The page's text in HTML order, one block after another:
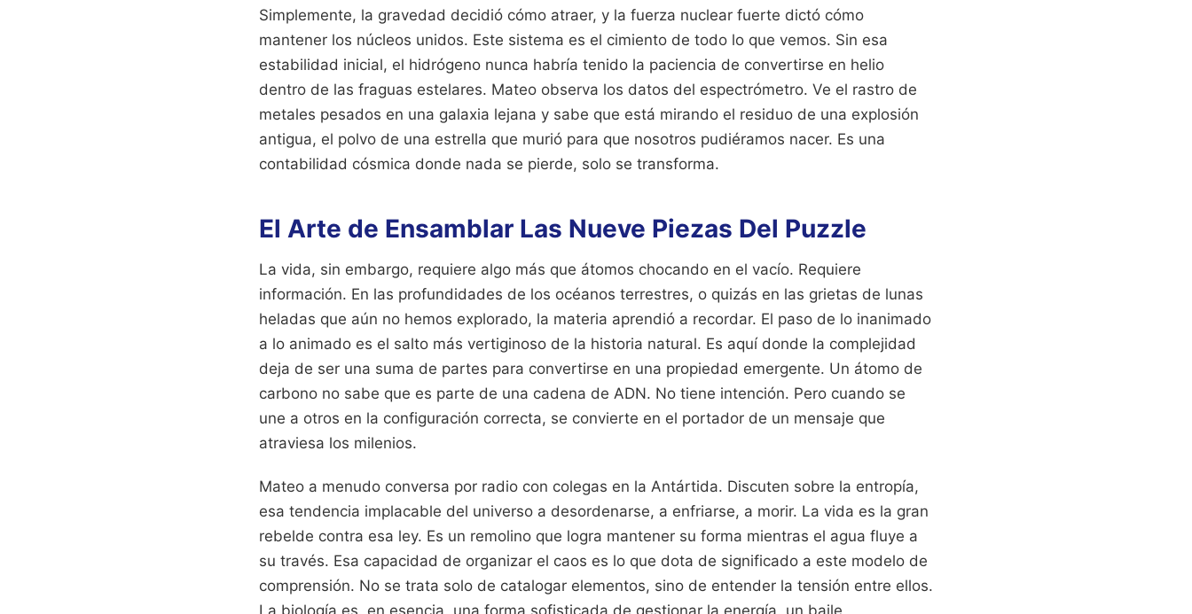
Simplemente, la gravedad decidió cómo atraer, y la fuerza nuclear fuerte dictó cómo
mantener los núcleos unidos. Este sistema es el cimiento de todo lo que vemos. Sin esa
estabilidad inicial, el hidrógeno nunca habría tenido la paciencia de convertirse en helio
dentro de las fraguas estelares. Mateo observa los datos del espectrómetro. Ve el rastro de
metales pesados en una galaxia lejana y sabe que está mirando el residuo de una explosión
antigua, el polvo de una estrella que murió para que nosotros pudiéramos nacer. Es una
contabilidad cósmica donde nada se pierde, solo se transforma.
El Arte de Ensamblar Las Nueve Piezas Del Puzzle
La vida, sin embargo, requiere algo más que átomos chocando en el vacío. Requiere
información. En las profundidades de los océanos terrestres, o quizás en las grietas de lunas
heladas que aún no hemos explorado, la materia aprendió a recordar. El paso de lo inanimado
a lo animado es el salto más vertiginoso de la historia natural. Es aquí donde la complejidad
deja de ser una suma de partes para convertirse en una propiedad emergente. Un átomo de
carbono no sabe que es parte de una cadena de ADN. No tiene intención. Pero cuando se
une a otros en la configuración correcta, se convierte en el portador de un mensaje que
atraviesa los milenios.
Mateo a menudo conversa por radio con colegas en la Antártida. Discuten sobre la entropía,
esa tendencia implacable del universo a desordenarse, a enfriarse, a morir. La vida es la gran
rebelde contra esa ley. Es un remolino que logra mantener su forma mientras el agua fluye a
su través. Esa capacidad de organizar el caos es lo que dota de significado a este modelo de
comprensión. No se trata solo de catalogar elementos, sino de entender la tensión entre ellos.